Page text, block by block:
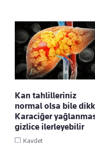
Kan tahlilleriniz
normal olsa bile
Karaciğer
gizlice ilerleyebilir
Kaydet